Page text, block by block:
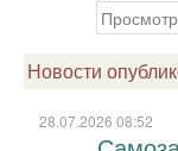
Новости
28.07.2026 08:52